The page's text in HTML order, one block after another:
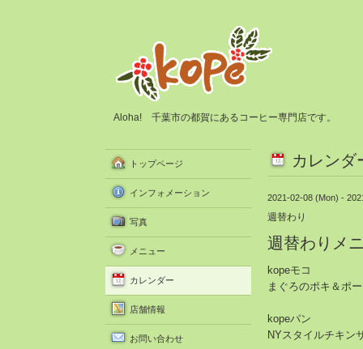
Aloha! 千葉市の都賀にあるコーヒー専門店です。
カレンダ
2021-02-08 (Mon) -
週替わり
週替わりメ
kopeモコ
まぐろのポキ＆ポ
kopeパン
NYスタイルチキン
トップページ
インフォメーション
写真
メニュー
カレンダー
店舗情報
お問い合わせ